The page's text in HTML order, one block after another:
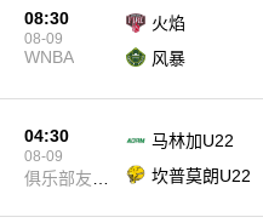
08:30
08-09
WNBA
火焰
风暴
04:30
08-09
俱乐部友谊
马林加U22
坎普莫朗U22